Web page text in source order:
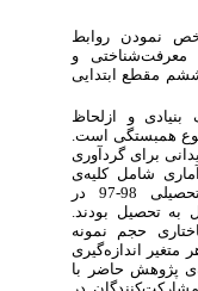
روابط
و
مقطع ابتدایی
و ازلحاظ
همبستگی است.
برای گردآوری
شامل کلیه‌ی
دانش‌آموزانی است که در سال تحصیلی 98-97 در
تحصیل بودند .
حجم نمونه
هر متغیر اندازه‌گیری
پژوهش حاضر با